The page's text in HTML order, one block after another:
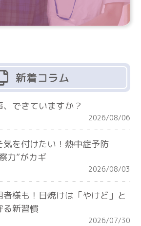
新着コラム
できていますか？
2026/08/06
気を付けたい！熱中症予防
力”がカギ
2026/08/03
様も！日焼けは「やけど」と
る新習慣
2026/07/30